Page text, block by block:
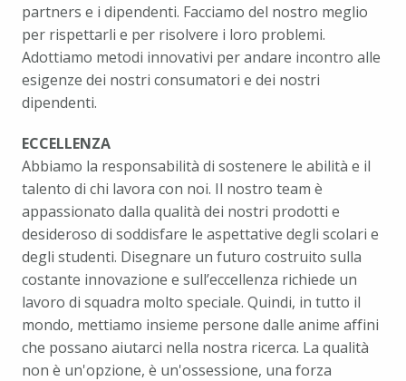
partners e i dipendenti. Facciamo del nostro meglio
per rispettarli e per risolvere i loro problemi.
Adottiamo metodi innovativi per andare incontro alle
esigenze dei nostri consumatori e dei nostri
dipendenti.
ECCELLENZA
Abbiamo la responsabilità di sostenere le abilità e il
talento di chi lavora con noi. Il nostro team è
appassionato dalla qualità dei nostri prodotti e
desideroso di soddisfare le aspettative degli scolari e
degli studenti. Disegnare un futuro costruito sulla
costante innovazione e sull’eccellenza richiede un
lavoro di squadra molto speciale. Quindi, in tutto il
mondo, mettiamo insieme persone dalle anime affini
che possano aiutarci nella nostra ricerca. La qualità
non è un'opzione, è un'ossessione, una forza